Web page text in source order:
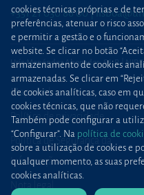
+351 21 030 86 00
Uría Menéndez Abogados, S.L.P. | NIPC
Mapa web
Política de privacidade
Política de Segurança da
Informação
cookies técnicas próprias e de
preferências, atenuar o risco
e permitir a gestão e o
website. Se clicar no botão
armazenamento de cookies
armazenadas. Se clicar em
de cookies analíticas, caso em
cookies técnicas, que não
Também pode configurar a
“Configurar”. Na política de
sobre a utilização de cookies e
qualquer momento, as suas
cookies analíticas.